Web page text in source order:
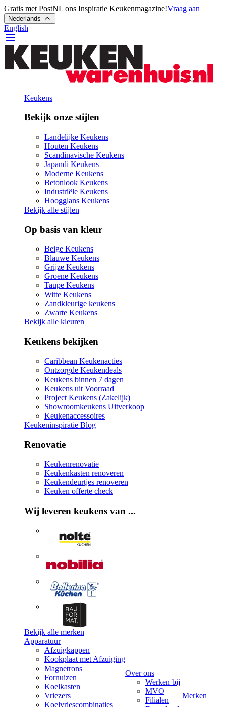
Gratis met PostNL ons Inspiratie Keukenmagazine!Vraag aan
Nederlands
English
Keukens
Bekijk onze stijlen
Landelijke Keukens
Houten Keukens
Scandinavische Keukens
Japandi Keukens
Moderne Keukens
Betonlook Keukens
Industriële Keukens
Hoogglans Keukens
Bekijk alle stijlen
Op basis van kleur
Beige Keukens
Blauwe Keukens
Grijze Keukens
Groene Keukens
Taupe Keukens
Witte Keukens
Zandkleurige keukens
Zwarte Keukens
Bekijk alle kleuren
Keukens bekijken
Caribbean Keukenacties
Ontzorgde Keukendeals
Keukens binnen 7 dagen
Keukens uit Voorraad
Project Keukens (Zakelijk)
Showroomkeukens Uitverkoop
Keukenaccessoires
Keukeninspiratie Blog
Renovatie
Keukenrenovatie
Keukenkasten renoveren
Keukendeurtjes renoveren
Keuken offerte check
Wij leveren keukens van ...
Bekijk alle merken
Apparatuur
Afzuigkappen
Kookplaat met Afzuiging
Magnetrons
Fornuizen
Koelkasten
Vriezers
Koelvriescombinaties
Over ons
Werken bij
MVO
Filialen
Merken